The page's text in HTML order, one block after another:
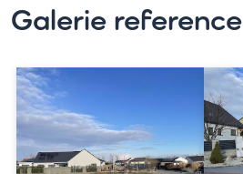
Galerie reference